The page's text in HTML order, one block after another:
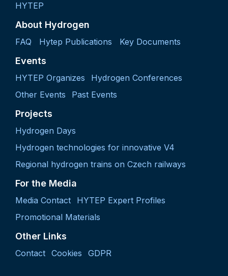
HYTEP
About Hydrogen
FAQ Hytep Publications Key Documents
Events
HYTEP Organizes
Hydrogen Conferences
Other Events
Past Events
Projects
Hydrogen Days
Hydrogen technologies for innovative V4
Regional hydrogen trains on Czech railways
For the Media
Media Contact
HYTEP Expert Profiles
Promotional Materials
Other Links
Contact Cookies GDPR